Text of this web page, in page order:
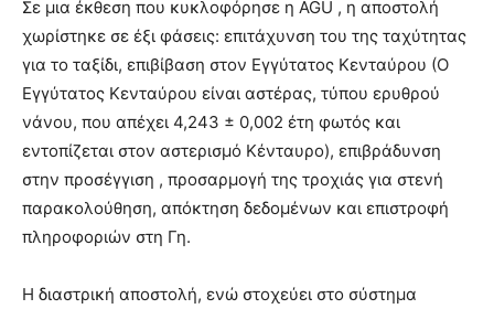
Σε μια έκθεση που κυκλοφόρησε η AGU , η αποστολή
χωρίστηκε σε έξι φάσεις: επιτάχυνση του της ταχύτητας
για το ταξίδι, επιβίβαση στον Εγγύτατος Κενταύρου (Ο
Εγγύτατος Κενταύρου είναι αστέρας, τύπου ερυθρού
νάνου, που απέχει 4,243 ± 0,002 έτη φωτός και
εντοπίζεται στον αστερισμό Κένταυρο), επιβράδυνση
στην προσέγγιση , προσαρμογή της τροχιάς για στενή
παρακολούθηση, απόκτηση δεδομένων και επιστροφή
πληροφοριών στη Γη.
Η διαστρική αποστολή, ενώ στοχεύει στο σύστημα